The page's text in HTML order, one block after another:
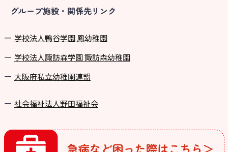
グループ施設・関係先リンク
学校法⼈鴨⾕学園 鳳幼稚園
学校法⼈諏訪森学園 諏訪森幼稚園
⼤阪府私⽴幼稚園連盟
社会福祉法人野田福祉会